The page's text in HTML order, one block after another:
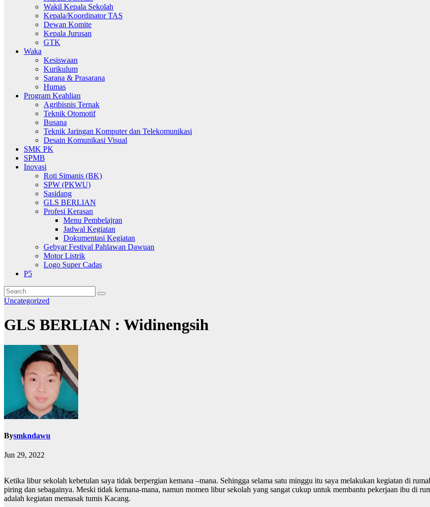
Wakil Kepala Sekolah
Kepala/Koordinator TAS
Dewan Komite
Kepala Jurusan
GTK
Waka
Kesiswaan
Kurikulum
Sarana & Prasarana
Humas
Program Keahlian
Agribisnis Ternak
Teknik Otomotif
Busana
Teknik Jaringan Komputer dan Telekomunikasi
Desain Komunikasi Visual
SMK PK
SPMB
Inovasi
Roti Simanis (BK)
SPW (PKWU)
Sasidang
GLS BERLIAN
Profesi Kerasan
Menu Pembelajran
Jadwal Kegiatan
Dokumentasi Kegiatan
Gebyar Festival Pahlawan Dawuan
Motor Listrik
Logo Super Cadas
P5
Uncategorized
GLS BERLIAN : Widinengsih
Bysmkndawu
Jun 29, 2022
Ketika libur sekolah kebetulan saya tidak berpergian kemana –mana. Sehingga selama satu minggu itu saya melakukan kegiatan di
piring dan sebagainya. Meski tidak kemana-mana, namun momen libur sekolah yang sangat cukup untuk membantu pekerjaan ibu di
adalah kegiatan memasak tumis Kacang.